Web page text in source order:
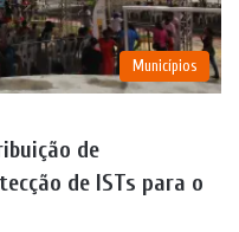
Municípios
de
de ISTs para o